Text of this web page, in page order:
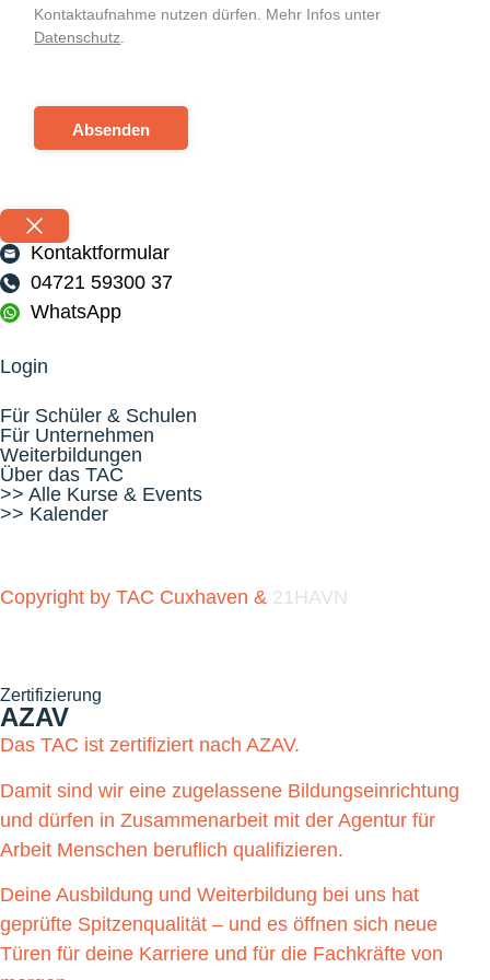
Kontaktaufnahme nutzen dürfen. Mehr Infos unter
Datenschutz.
Absenden
Kontaktformular
04721 59300 37
WhatsApp
Login
Für Schüler & Schulen
Für Unternehmen
Weiterbildungen
Über das TAC
>> Alle Kurse & Events
>> Kalender
Copyright by TAC Cuxhaven & 21HAVN
Zertifizierung
AZAV
Das TAC ist zertifiziert nach AZAV.
Damit sind wir eine zugelassene Bildungseinrichtung
und dürfen in Zusammenarbeit mit der Agentur für
Arbeit Menschen beruflich qualifizieren.
Deine Ausbildung und Weiterbildung bei uns hat
geprüfte Spitzenqualität – und es öffnen sich neue
Türen für deine Karriere und für die Fachkräfte von